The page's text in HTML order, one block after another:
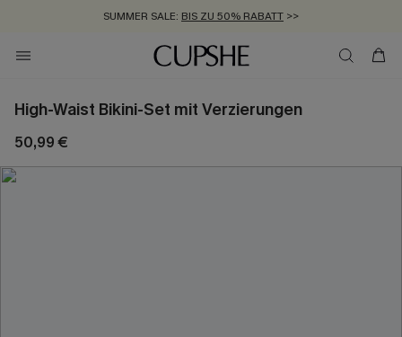
SUMMER SALE: BIS ZU 50% RABATT >>
ZUM NEWSLETTER:BIS ZU -20% EXTRA ERHALTEN
KOSTENLOSER VERSAND AB 89 €
High-Waist Bikini-Set mit Verzierungen
50,99 €